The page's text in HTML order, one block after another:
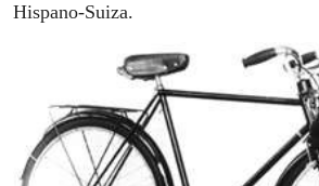
Hispano-Suiza.